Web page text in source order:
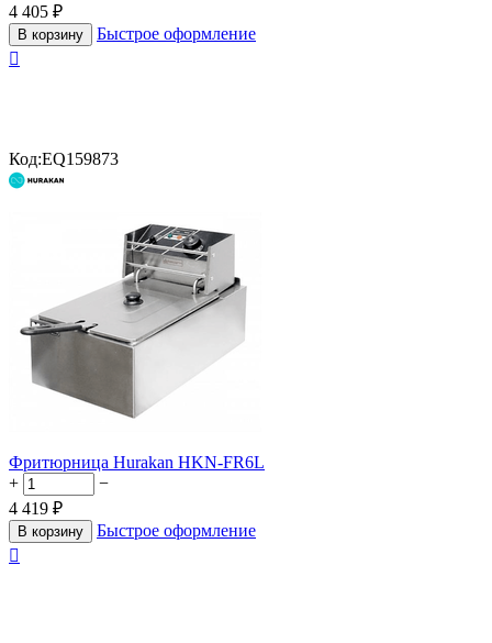
4 405 ₽
В корзину
Быстрое оформление

Код:EQ159873
Фритюрница Hurakan HKN-FR6L
+
−
4 419 ₽
В корзину
Быстрое оформление
